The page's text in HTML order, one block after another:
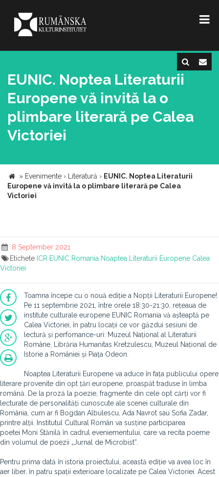
EUNIC. Noptea Literaturii
Europene vă invită la o
plimbare literară pe Calea
Victoriei
» Evenimente › Literatură › EUNIC. Noptea Literaturii
Europene vă invită la o plimbare literară pe Calea
Victoriei
8 September 2021
Etichete ICR EUNIC Romania Noaptea Literaturii Europene Calea
Victoriei
Toamna începe cu o nouă ediție a Nopții Literaturii Europene!
Pe 11 septembrie 2021, între orele 18:30-21:30, rețeaua de
institute culturale europene EUNIC Romania vă așteaptă pe
Calea Victoriei, în patru locații ce vor găzdui sesiuni de
lectură și perfomance-uri: Muzeul Național al Literaturii
Române, Librăria Humanitas Kretzulescu, Muzeul Național de
Istorie a României și Piața Odeon.
Noaptea Literaturii Europene va aduce în fața publicului opere
literare provenite din opt țări europene, proaspăt traduse în limba
română. De la proză la poezie, fragmente din cele opt cărți vor fi
lecturate de personalități cunoscute ale scenei culturale din
România, cum ar fi Bogdan Albulescu, Ada Navrot sau Sofia Zadar,
printre alții. Institutul Cultural Român va susține participarea
poetei Moni Stănilă în cadrul eveniementului, care va recita poeme
din volumul de poezii „Jurnal de Microbist”.
Pentru prima dată în istoria proiectului, această ediție va avea loc în
aer liber, în patru spații exterioare localizate pe Calea Victoriei. Acest